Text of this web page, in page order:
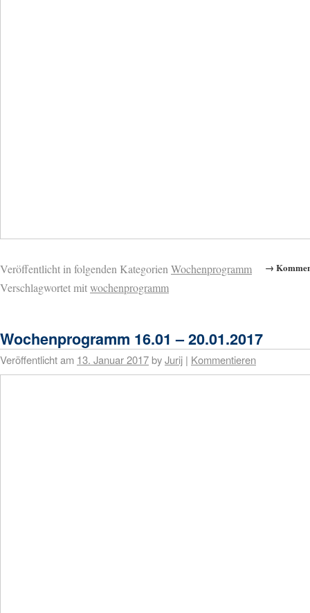
→
Veröffentlicht in folgenden KategorienWochenprogramm
Verschlagwortet mitwochenprogramm
Wochenprogramm 16.01 – 20.01.2017
Veröffentlicht am 13. Januar 2017byJurij | Kommentieren